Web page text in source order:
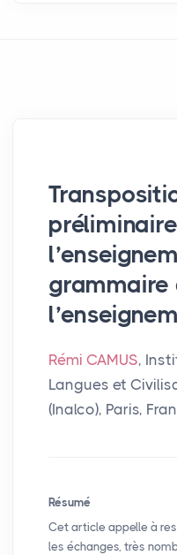
grammaire
Rémi CAMUS,
Langues et
(Inalco), Paris,
Résumé
Cet article appelle à
les échanges, très